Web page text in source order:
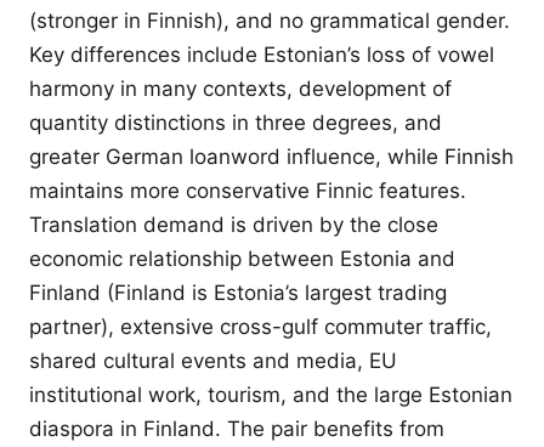
(stronger in Finnish), and no grammatical gender.
Key differences include Estonian’s loss of vowel
harmony in many contexts, development of
quantity distinctions in three degrees, and
greater German loanword influence, while Finnish
maintains more conservative Finnic features.
Translation demand is driven by the close
economic relationship between Estonia and
Finland (Finland is Estonia’s largest trading
partner), extensive cross-gulf commuter traffic,
shared cultural events and media, EU
institutional work, tourism, and the large Estonian
diaspora in Finland. The pair benefits from